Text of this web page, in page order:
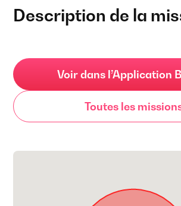
Description de la
Voir dans l’Application
Toutes les